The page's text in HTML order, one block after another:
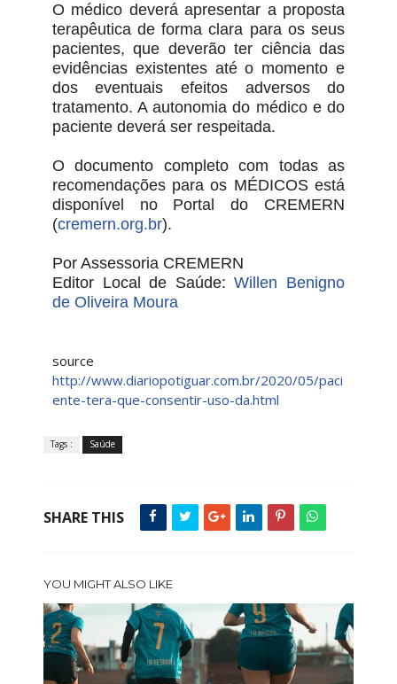
O médico deverá apresentar a proposta
terapêutica de forma clara para os seus
pacientes, que deverão ter ciência das
evidências existentes até o momento e
dos eventuais efeitos adversos do
tratamento. A autonomia do médico e do
paciente deverá ser respeitada.
O documento completo com todas as
recomendações para os MÉDICOS está
disponível no Portal do CREMERN
(cremern.org.br).
Por Assessoria CREMERN
Editor Local de Saúde:Willen Benigno
de Oliveira Moura
source
http://www.diariopotiguar.com.br/2020/05/paci
ente-tera-que-consentir-uso-da.html
Tags : Saúde
SHARE THIS
YOU MIGHT ALSO LIKE